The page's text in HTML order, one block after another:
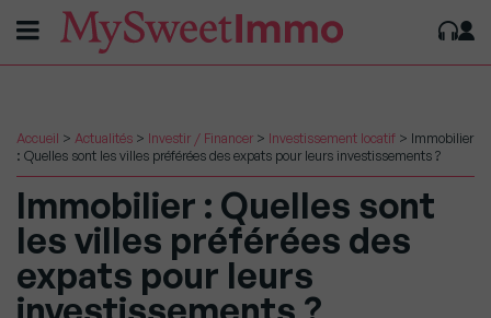
Accueil > Actualités > Investir / Financer > Investissement locatif > Immobilier
: Quelles sont les villes préférées des expats pour leurs investissements ?
Immobilier : Quelles sont
les villes préférées des
expats pour leurs